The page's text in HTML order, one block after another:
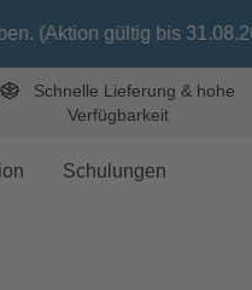
bis 31.08.26)
Schnelle Lieferung & hohe
Verfügbarkeit
Schulungen